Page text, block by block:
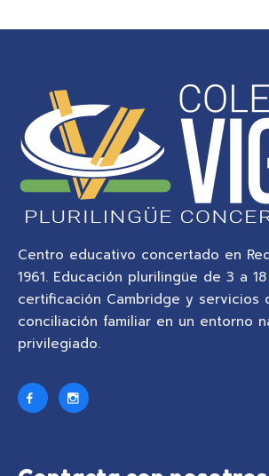
Centro educativo concertado en
1961. Educación plurilingüe de 3 a
certificación Cambridge y servicios
conciliación familiar en un entorno
privilegiado.